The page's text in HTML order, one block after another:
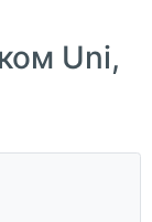
Uni,